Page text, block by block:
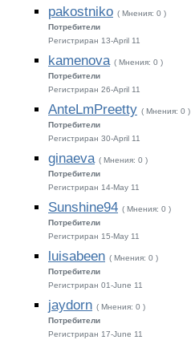
pakostniko ( Мнения: 0 )
Потребители
Регистриран 13-April 11
kamenova ( Мнения: 0 )
Потребители
Регистриран 26-April 11
AnteLmPreetty ( Мнения: 0 )
Потребители
Регистриран 30-April 11
ginaeva ( Мнения: 0 )
Потребители
Регистриран 14-May 11
Sunshine94 ( Мнения: 0 )
Потребители
Регистриран 15-May 11
luisabeen ( Мнения: 0 )
Потребители
Регистриран 01-June 11
jaydorn ( Мнения: 0 )
Потребители
Регистриран 17-June 11